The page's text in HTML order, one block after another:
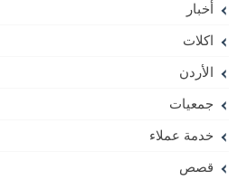
أخبار
اكلات
الأردن
جمعيات
خدمة عملاء
قصص